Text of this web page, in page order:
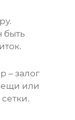
быть
– залог
или